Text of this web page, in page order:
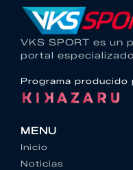
VKS SPORT es un
portal
Programa producido
MENU
Inicio
Noticias